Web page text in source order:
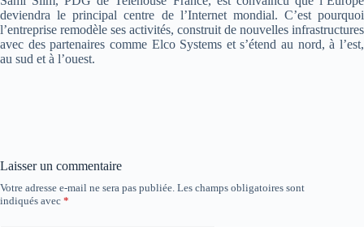
deviendra le principal centre de l’Internet mondial. C’est pourquoi
l’entreprise remodèle ses activités, construit de nouvelles infrastructures
avec des partenaires comme Elco Systems et s’étend au nord, à l’est,
au sud et à l’ouest.
Laisser un commentaire
Votre adresse e-mail ne sera pas publiée. Les champs obligatoires sont
indiqués avec *